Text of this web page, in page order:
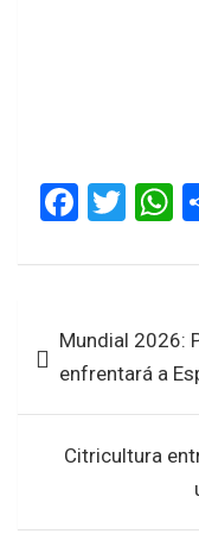
F
ce
o
o
k
T
tt
A
p
p
de Mundial 2026:
enfrentará a
Citricultura